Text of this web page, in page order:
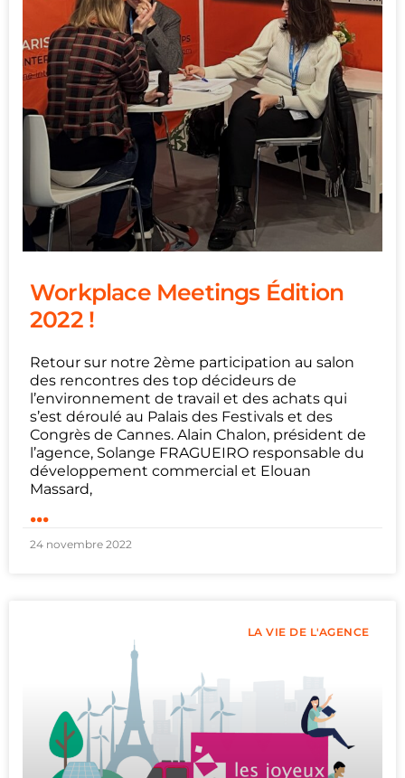
Workplace Meetings Édition
2022 !
Retour sur notre 2ème participation au salon
des rencontres des top décideurs de
l’environnement de travail et des achats qui
s’est déroulé au Palais des Festivals et des
Congrès de Cannes. Alain Chalon, président de
l’agence, Solange FRAGUEIRO responsable du
développement commercial et Elouan
Massard,
...
24 novembre 2022
LA VIE DE L'AGENCE